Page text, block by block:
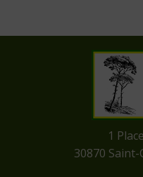
​1
​30870